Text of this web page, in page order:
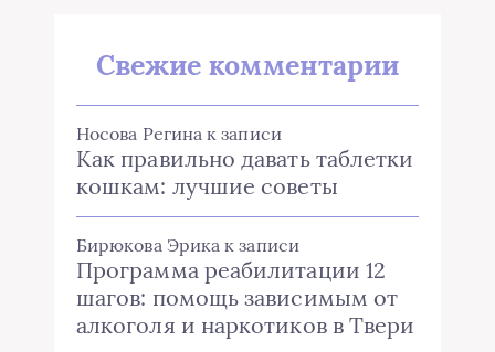
Свежие комментарии
Носова Регина к записи
Как правильно давать таблетки
кошкам: лучшие советы
Бирюкова Эрика к записи
Программа реабилитации 12
шагов: помощь зависимым от
алкоголя и наркотиков в Твери